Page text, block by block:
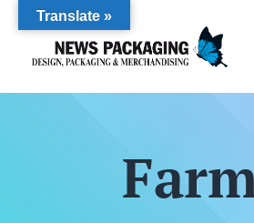
Translate »